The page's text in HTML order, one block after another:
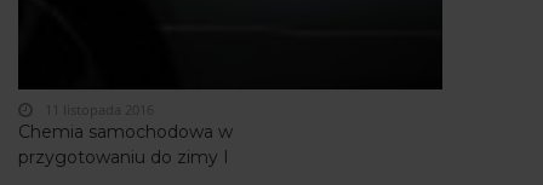
Chemia samochodowa w
przygotowaniu do zimy I
11 listopada 2016